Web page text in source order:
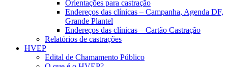
Orientações para castração
Endereços das clínicas – Campanha, Agenda DF,
Grande Plantel
Endereços das clínicas – Cartão Castração
Relatórios de castrações
HVEP
Edital de Chamamento Público